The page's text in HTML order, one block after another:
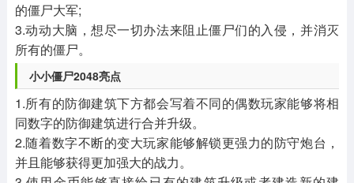
的僵尸大军;
3.动动大脑，想尽一切办法来阻止僵尸们的入侵，并消灭
所有的僵尸。
小小僵尸2048亮点
1.所有的防御建筑下方都会写着不同的偶数玩家能够将相
同数字的防御建筑进行合并升级。
2.随着数字不断的变大玩家能够解锁更强力的防守炮台，
并且能够获得更加强大的战力。